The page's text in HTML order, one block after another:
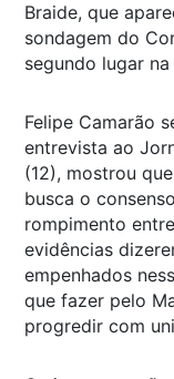
Braide, que
sondagem do
segundo lugar
Felipe Camarão
entrevista ao
(12), mostrou
busca o
rompimento
evidências
empenhados
que fazer pelo
progredir com